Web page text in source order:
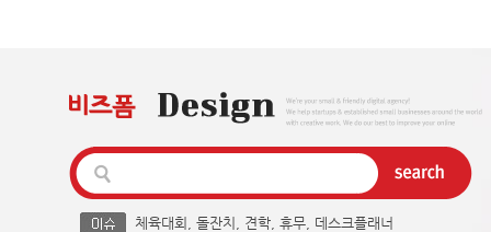
체육대회 돌잔치 견학, 휴무, 데스크플래너